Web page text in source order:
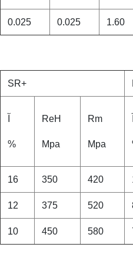
1.60
0.025
0.025
+SR
Rm
Mpa
ReH
Mpa
%
420
350
16
520
375
12
580
450
10